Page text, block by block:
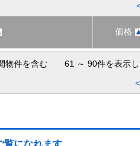
価格
物件を含む 61 ～ 90件を表示し